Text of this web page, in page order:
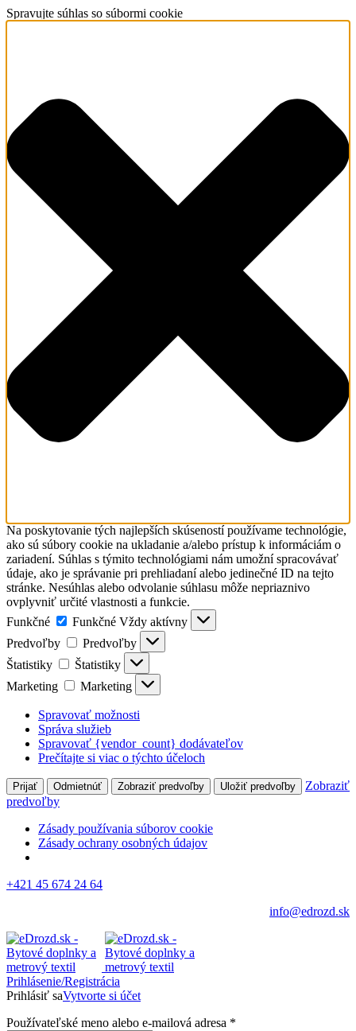
Spravujte súhlas so súbormi cookie
Na poskytovanie tých najlepších skúseností používame technológie,
ako sú súbory cookie na ukladanie a/alebo prístup k informáciám o
zariadení. Súhlas s týmito technológiami nám umožní spracovávať
údaje, ako je správanie pri prehliadaní alebo jedinečné ID na tejto
stránke. Nesúhlas alebo odvolanie súhlasu môže nepriaznivo
ovplyvniť určité vlastnosti a funkcie.
Funkčné
Funkčné Vždy aktívny
Predvoľby
Predvoľby
Štatistiky
Štatistiky
Marketing
Marketing
Spravovať možnosti
Správa služieb
Spravovať {vendor_count} dodávateľov
Prečítajte si viac o týchto účeloch
Prijať Odmietnúť Zobraziť predvoľby Uložiť predvoľby
Zobraziť
predvoľby
Zásady používania súborov cookie
Zásady ochrany osobných údajov
+421 45 674 24 64
info@edrozd.sk
Prihlásenie/Registrácia
Prihlásiť saVytvorte si účet
Používateľské meno alebo e-mailová adresa *